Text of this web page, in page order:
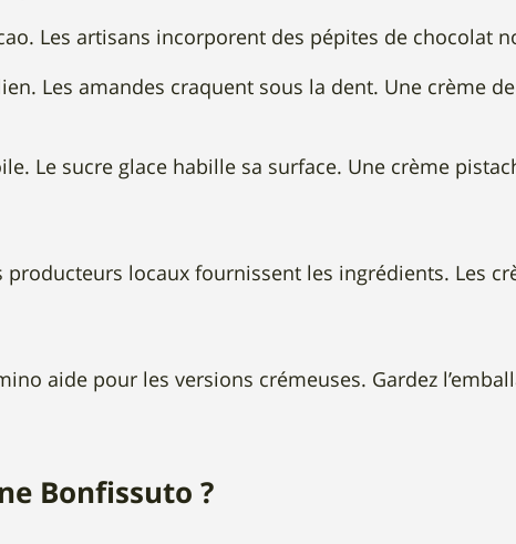
Les artisans incorporent des pépites de chocolat
Les amandes craquent sous la dent. Une crème
Le sucre glace habille sa surface. Une crème
producteurs locaux fournissent les ingrédients. Les
aide pour les versions crémeuses. Gardez
Bonfissuto ?